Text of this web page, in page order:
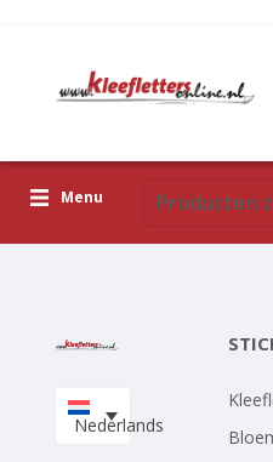
Menu
Upload je eigen ontwerp
Nederlands